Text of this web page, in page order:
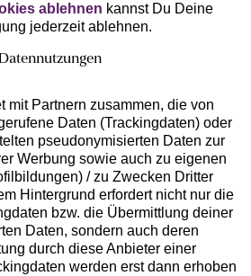
ablehnen kannst Du Deine
jederzeit ablehnen.
Datennutzungen
mit Partnern zusammen, die von
Daten (Trackingdaten) oder
pseudonymisierten Daten zur
Werbung sowie auch zu eigenen
/ zu Zwecken Dritter
Hintergrund erfordert nicht nur die
bzw. die Übermittlung deiner
Daten, sondern auch deren
durch diese Anbieter einer
werden erst dann erhoben